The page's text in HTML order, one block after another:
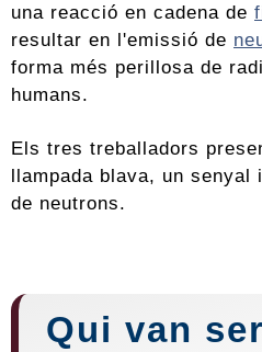
una reacció en cadena de
resultar en l'emissió de
forma més perillosa de
humans.
Els tres treballadors
llampada blava, un senyal
de neutrons.
Qui van